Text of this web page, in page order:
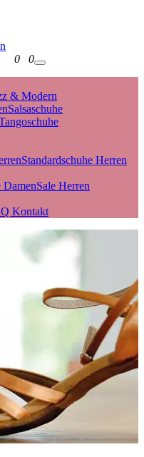
0
0
& Modern
Salsaschuhe
Standardschuhe Herren
DamenSale Herren
Kontakt